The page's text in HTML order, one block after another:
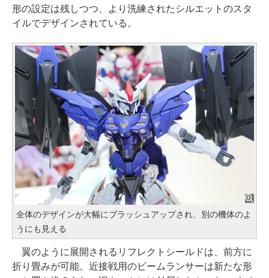
形の設定は残しつつ、より洗練されたシルエットのスタ
イルでデザインされている。
全体のデザインが大幅にブラッシュアップされ、別の機体のよ
うにも見える
翼のように展開されるリフレクトシールドは、前方に
折り畳みが可能。近接戦用のビームランサーは新たな形